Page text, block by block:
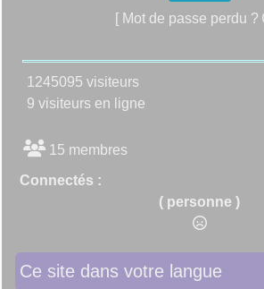
[ Mot de passe perdu ?
1245095 visiteurs
9 visiteurs en ligne
15 membres
Connectés :
( personne )
Ce site dans votre langue